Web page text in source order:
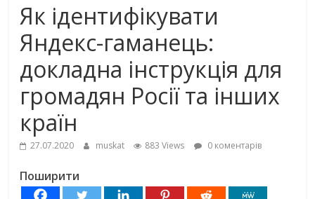
Як ідентифікувати
Яндекс-гаманець:
докладна інструкція для
громадян Росії та інших
країн
27.07.2020 muskat 883 Views 0 коментарів
Поширити